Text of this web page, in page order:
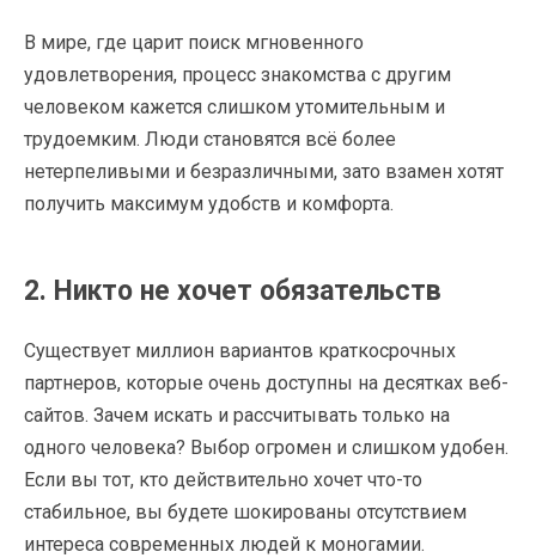
В мире, где царит поиск мгновенного
удовлетворения, процесс знакомства с другим
человеком кажется слишком утомительным и
трудоемким. Люди становятся всё более
нетерпеливыми и безразличными, зато взамен хотят
получить максимум удобств и комфорта.
2. Никто не хочет обязательств
Существует миллион вариантов краткосрочных
партнеров, которые очень доступны на десятках веб-
сайтов. Зачем искать и рассчитывать только на
одного человека? Выбор огромен и слишком удобен.
Если вы тот, кто действительно хочет что-то
стабильное, вы будете шокированы отсутствием
интереса современных людей к моногамии.